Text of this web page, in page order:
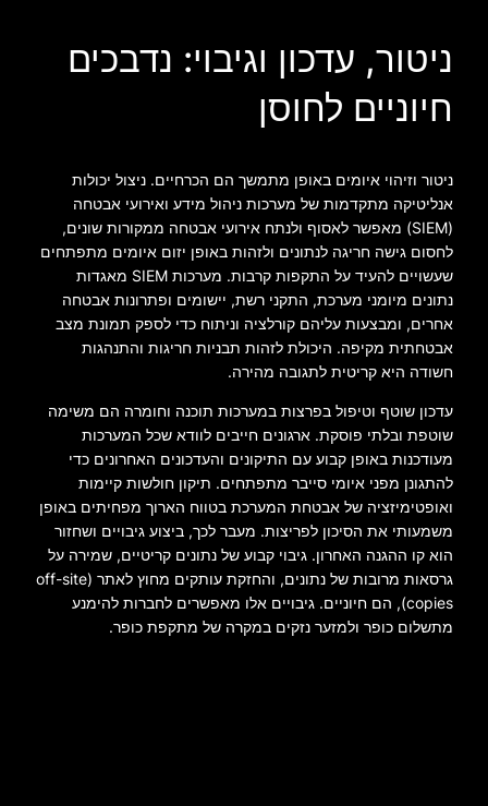
ניטור, עדכון וגיבוי: נדבכים
חיוניים לחוסן
ניטור וזיהוי איומים באופן מתמשך הם הכרחיים. ניצול יכולות
אנליטיקה מתקדמות של מערכות ניהול מידע ואירועי אבטחה
(SIEM) מאפשר לאסוף ולנתח אירועי אבטחה ממקורות שונים,
לחסום גישה חריגה לנתונים ולזהות באופן יזום איומים מתפתחים
שעשויים להעיד על התקפות קרבות. מערכות SIEM מאגדות
נתונים מיומני מערכת, התקני רשת, יישומים ופתרונות אבטחה
אחרים, ומבצעות עליהם קורלציה וניתוח כדי לספק תמונת מצב
אבטחתית מקיפה. היכולת לזהות תבניות חריגות והתנהגות
חשודה היא קריטית לתגובה מהירה.
עדכון שוטף וטיפול בפרצות במערכות תוכנה וחומרה הם משימה
שוטפת ובלתי פוסקת. ארגונים חייבים לוודא שכל המערכות
מעודכנות באופן קבוע עם התיקונים והעדכונים האחרונים כדי
להתגונן מפני איומי סייבר מתפתחים. תיקון חולשות קיימות
ואופטימיזציה של אבטחת המערכת בטווח הארוך מפחיתים באופן
משמעותי את הסיכון לפריצות. מעבר לכך, ביצוע גיבויים ושחזור
הוא קו ההגנה האחרון. גיבוי קבוע של נתונים קריטיים, שמירה על
גרסאות מרובות של נתונים, והחזקת עותקים מחוץ לאתר (off-site
copies), הם חיוניים. גיבויים אלו מאפשרים לחברות להימנע
מתשלום כופר ולמזער נזקים במקרה של מתקפת כופר.